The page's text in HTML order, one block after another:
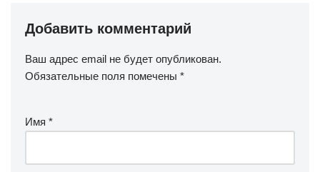
Добавить комментарий
Ваш адрес email не будет опубликован.
Обязательные поля помечены *
Имя *